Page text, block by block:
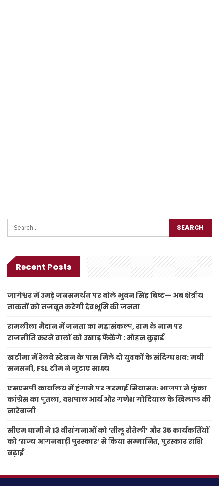
Recent Posts
जागेश्वर में उमड़े जनसमर्थन पर बोले भुवन सिंह बिष्ट— अब क्षेत्रीय
ताकतों को मजबूत करेगी देवभूमि की जनता
रामलीला मैदान में जनता का महासंकल्प, राम के नाम पर
राजनीति करने वालों को उखाड़ फेंकेंगे : मोहन कुड़ाई
खटीमा में रेलवे स्टेशन के पास मिले दो युवकों के संदिग्ध शव: मची
सनसनी, FSL टीम ने जुटाए साक्ष्य
एसएसपी कार्यालय में हंगामे पर गरमाई सियासत: भाजपा ने फूंका
कांग्रेस का पुतला, यशपाल आर्य और गणेश गोदियाल के खिलाफ की
नारेबाजी
सीएम धामी ने 13 वीरांगनाओं को ‘तीलू रौतेली’ और 35 कार्यकर्तियों
को ‘राज्य आंगनबाड़ी पुरस्कार’ से किया सम्मानित, पुरस्कार राशि
बढ़ाई